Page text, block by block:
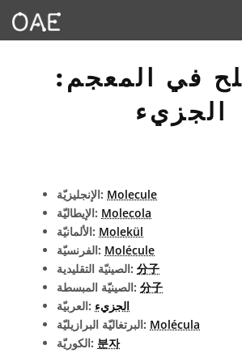
في المعجم:
الجزيء
الإنجليزيّة: Molecule
الإيطاليّة: Molecola
الألمانيّة: Molekül
الفرنسيّة: Molécule
الصينيّة التقليدية: 分子
الصينيّة المبسطة: 分子
العربيّة: الجزيء
البرتغاليّة البرازيليّة: Molécula
الكوريّة: 분자